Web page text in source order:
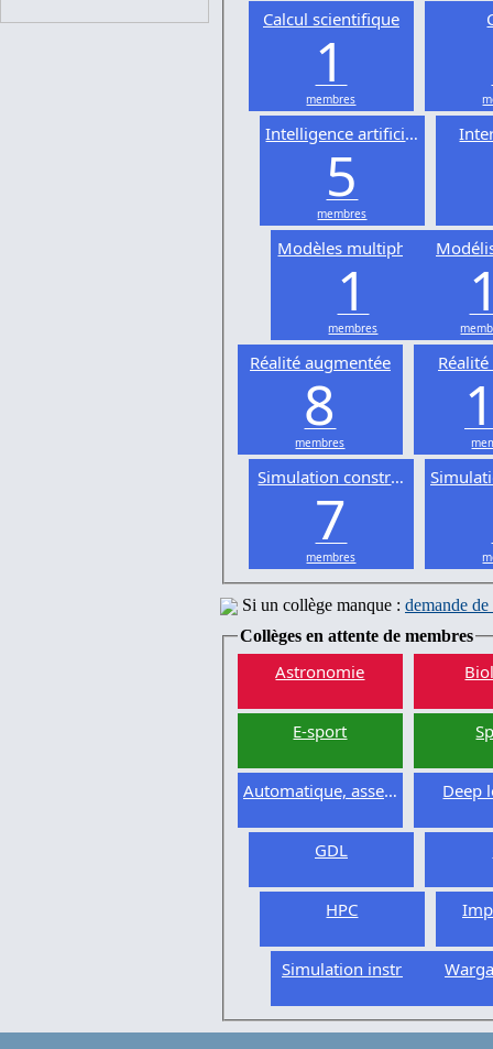
Calcul scientifique
1
membres
Intelligence artificielle
5
membres
Modèles multiphysiques
1
membres
Réalité augmentée
8
membres
Simulation constructive
7
membres
Si un collège manque : demande
Collèges en attente de membres
Astronomie
E-sport
Automatique, asservissement
Deep
GDL
HPC
Simulation instrumentée